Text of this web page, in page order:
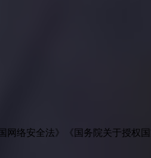
络安全法》《国务院关于授权